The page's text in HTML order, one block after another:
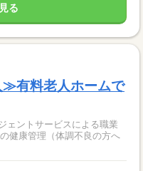
る
有料老人ホームで
ェントサービスによる職業
健康管理（体調不良の方へ